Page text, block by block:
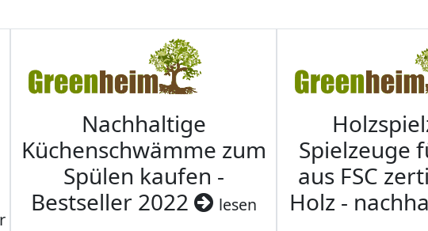
Nachhaltige
Küchenschwämme zum
Spülen kaufen -
Bestseller 2022
lesen
Spielzeuge
aus FSC
Holz -